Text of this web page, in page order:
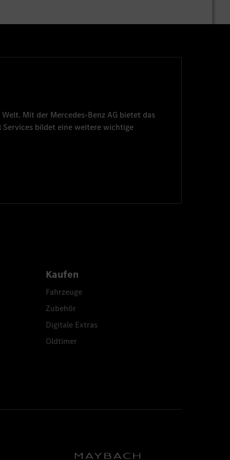
Mit der Mercedes-Benz AG bietet das
Services bildet eine weitere wichtige
Kaufen
Fahrzeuge
Zubehör
Digitale Extras
Oldtimer